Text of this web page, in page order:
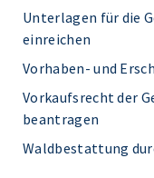
Unterlagen für die
einreichen
Vorhaben- und
Vorkaufsrecht der
beantragen
Waldbestattung